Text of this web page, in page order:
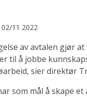
11 2022
av avtalen gjør
til å jobbe
sier direktør
som mål å skape